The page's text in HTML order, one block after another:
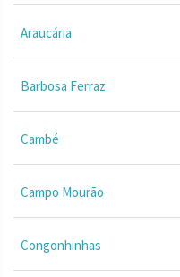
Araucária
Barbosa Ferraz
Cambé
Campo Mourão
Congonhinhas